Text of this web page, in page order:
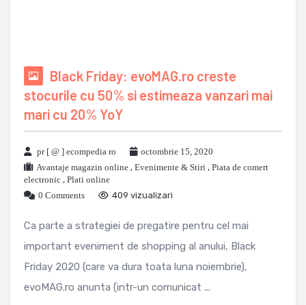
Black Friday: evoMAG.ro creste
stocurile cu 50% si estimeaza vanzari mai
mari cu 20% YoY
pr [ @ ] ecompedia ro
octombrie 15, 2020
Avantaje magazin online , Evenimente & Stiri , Piata de comert
electronic , Plati online
0 Comments
409 vizualizari
Ca parte a strategiei de pregatire pentru cel mai
important eveniment de shopping al anului, Black
Friday 2020 (care va dura toata luna noiembrie),
evoMAG.ro anunta (intr-un comunicat ...